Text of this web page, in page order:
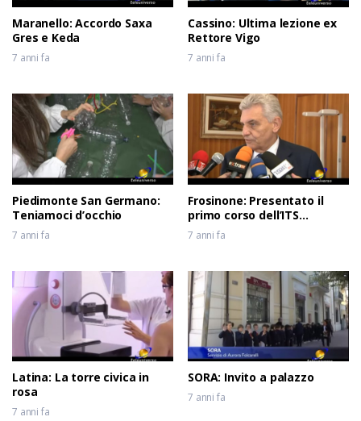
Maranello: Accordo Saxa
Gres e Keda
7 anni fa
Cassino: Ultima lezione ex
Rettore Vigo
7 anni fa
Piedimonte San Germano:
Teniamoci d’occhio
7 anni fa
Frosinone: Presentato il
primo corso dell’ITS
Meccatronico del Lazio
7 anni fa
Latina: La torre civica in
rosa
7 anni fa
SORA: Invito a palazzo
7 anni fa